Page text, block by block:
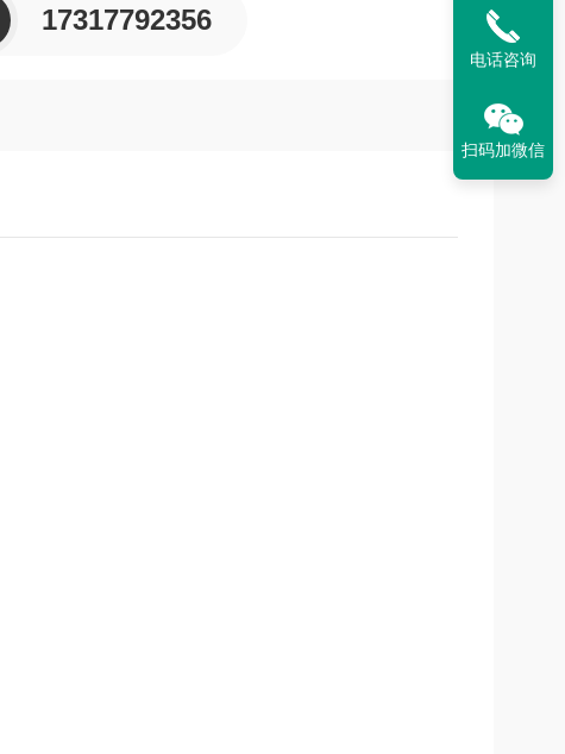
17317792356
电话咨询
扫码加微信